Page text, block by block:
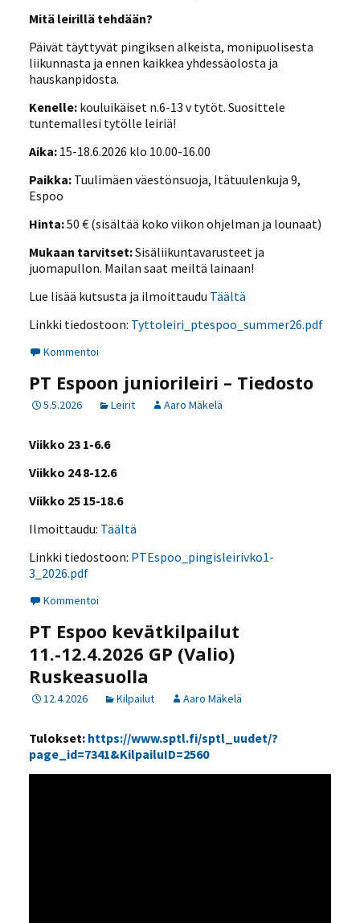
Mitä leirillä tehdään?
Päivät täyttyvät pingiksen alkeista, monipuolisesta
liikunnasta ja ennen kaikkea yhdessäolosta ja
hauskanpidosta.
Kenelle: kouluikäiset n.6-13 v tytöt. Suosittele
tuntemallesi tytölle leiriä!
Aika: 15-18.6.2026 klo 10.00-16.00
Paikka: Tuulimäen väestönsuoja, Itätuulenkuja 9,
Espoo
Hinta:50 € (sisältää koko viikon ohjelman ja lounaat)
Mukaan tarvitset:Sisäliikuntavarusteet ja
juomapullon. Mailan saat meiltä lainaan!
Lue lisää kutsusta ja ilmoittaudu Täältä
Linkki tiedostoon: Tyttoleiri_ptespoo_summer26.pdf
Kommentoi
PT Espoon juniorileiri – Tiedosto
5.5.2026 Leirit Aaro Mäkelä
Viikko 23 1-6.6
Viikko 24 8-12.6
Viikko 25 15-18.6
Ilmoittaudu: Täältä
Linkki tiedostoon: PTEspoo_pingisleirivko1-
3_2026.pdf
Kommentoi
PT Espoo kevätkilpailut
11.-12.4.2026 GP (Valio)
Ruskeasuolla
12.4.2026 Kilpailut Aaro Mäkelä
Tulokset: https://www.sptl.fi/sptl_uudet/?
page_id=7341&KilpailuID=2560